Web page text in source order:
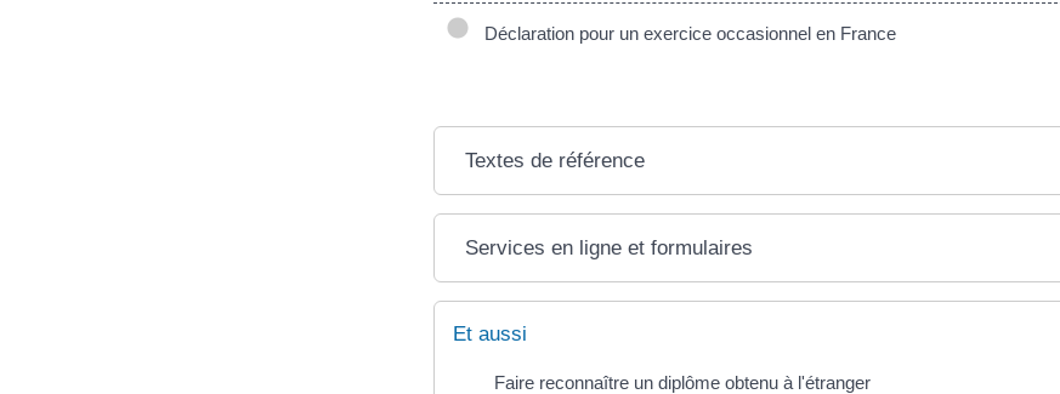
Déclaration pour un exercice occasionnel en France
Textes de référence
Services en ligne et formulaires
Et aussi
Faire reconnaître un diplôme obtenu à l'étranger